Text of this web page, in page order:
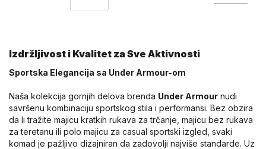
Izdržljivost i Kvalitet za Sve Aktivnosti
Sportska Elegancija sa Under Armour-om
Naša kolekcija gornjih delova brenda Under Armour nudi
savršenu kombinaciju sportskog stila i performansi. Bez obzira
da li tražite majicu kratkih rukava za trčanje, majicu bez rukava
za teretanu ili polo majicu za casual sportski izgled, svaki
komad je pažljivo dizajniran da zadovolji najviše standarde. Uz